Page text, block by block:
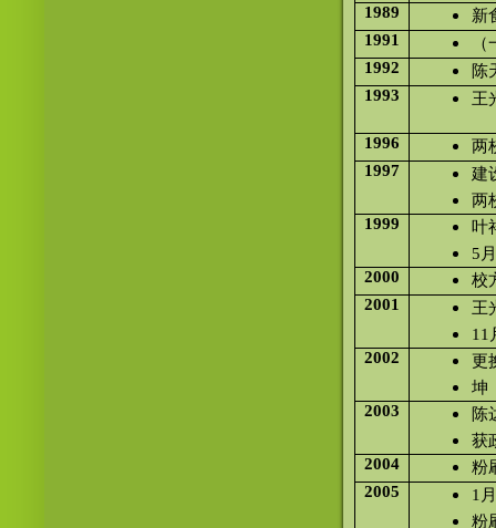
1989
新
1991
1992
陈
1993
王
1996
两
1997
建
两
1999
叶
5
2000
校
2001
王
11
2002
更
坤
2003
陈
获
2004
粉
2005
1
粉